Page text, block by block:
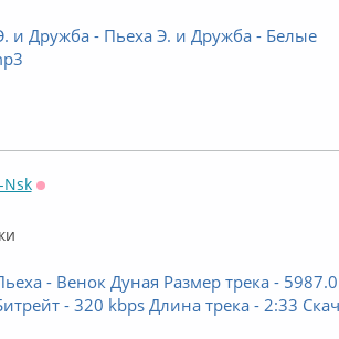
и Дружба - Пьеха Э. и Дружба - Белые
- Венок Дуная Размер трека - 5987.0
- 320 kbps Длина трека - 2:33